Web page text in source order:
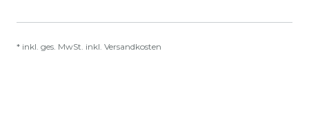
* inkl. ges. MwSt. inkl. Versandkosten